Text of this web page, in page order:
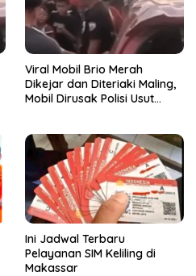
Viral Mobil Brio Merah
Dikejar dan Diteriaki Maling,
Mobil Dirusak Polisi Usut
Ini Jadwal Terbaru
Pelayanan SIM Keliling di
Makassar